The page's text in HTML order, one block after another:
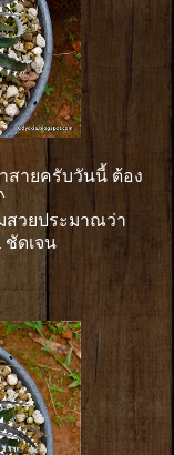
สายครับวันนี้ ต้อง
สวยประมาณว่า
ชัดเจน